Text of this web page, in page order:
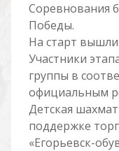
Соревнования
Победы.
На старт
Участники
группы в
официальным
Детская
поддержке
«Егорьевск-